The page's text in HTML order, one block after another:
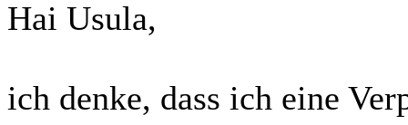
Hai Usula,
ich denke, dass ich eine